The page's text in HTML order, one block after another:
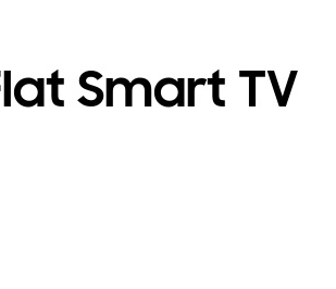
Smart TV